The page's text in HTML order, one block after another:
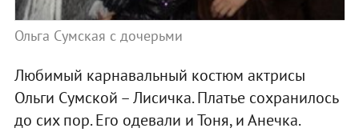
Ольга Сумская с дочерьми
Любимый карнавальный костюм актрисы
Ольги Сумской – Лисичка. Платье сохранилось
до сих пор. Его одевали и Тоня, и Анечка.